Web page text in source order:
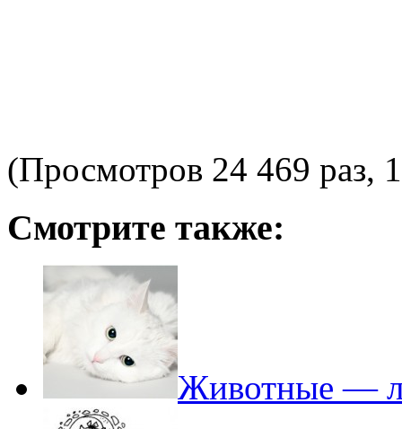
(Просмотров 24 469 раз,
Смотрите также:
Животные —